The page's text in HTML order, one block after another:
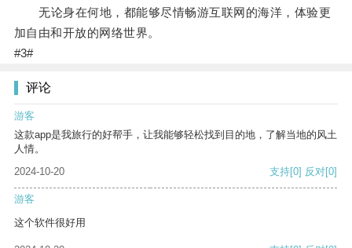
无论身在何地，都能够尽情畅游互联网的海洋，体验更
加自由和开放的网络世界。
#3#
评论
游客
这款app是我旅行的好帮手，让我能够轻松找到目的地，了解当地的风土
人情。
2024-10-20
支持[0] 反对[0]
游客
这个软件很好用